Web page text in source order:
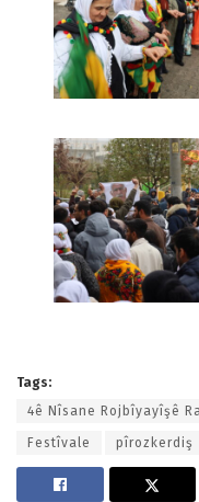
Tags:
4ê Nîsane Rojbîyayîşê
Festîvale pîrozkerdiş